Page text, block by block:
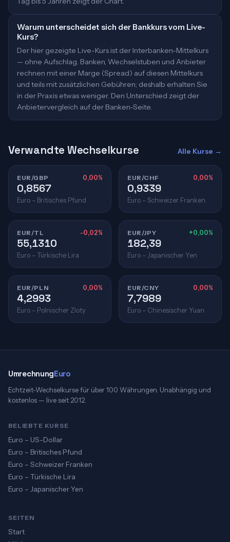
Warum unterscheidet sich der Bankkurs vom Live-
Kurs?
Der hier gezeigte Live-Kurs ist der Interbanken-Mittelkurs
— ohne Aufschlag. Banken, Wechselstuben und Anbieter
rechnen mit einer Marge (Spread) auf diesen Mittelkurs
und teils mit zusätzlichen Gebühren; deshalb erhalten Sie
in der Praxis etwas weniger. Den Unterschied zeigt der
Anbietervergleich auf der Banken-Seite.
Verwandte Wechselkurse Alle Kurse →
EUR/GBP 0,00%
0,8567
Euro – Britisches Pfund
EUR/CHF 0,00%
0,9339
Euro – Schweizer Franken
EUR/TL -0,02%
55,1310
Euro – Türkische Lira
EUR/JPY +0,00%
182,39
Euro – Japanischer Yen
EUR/PLN 0,00%
4,2993
Euro – Polnischer Zloty
EUR/CNY 0,00%
7,7989
Euro – Chinesischer Yuan
UmrechnungEuro
Echtzeit-Wechselkurse für über 100 Währungen. Unabhängig und
kostenlos — live seit 2012.
BELIEBTE KURSE
Euro – US-Dollar
Euro – Britisches Pfund
Euro – Schweizer Franken
Euro – Türkische Lira
Euro – Japanischer Yen
SEITEN
Start